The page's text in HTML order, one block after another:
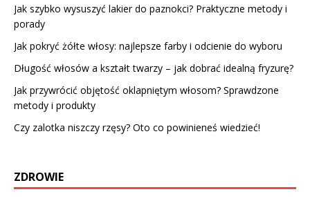
Jak szybko wysuszyć lakier do paznokci? Praktyczne metody i
porady
Jak pokryć żółte włosy: najlepsze farby i odcienie do wyboru
Długość włosów a kształt twarzy – jak dobrać idealną fryzurę?
Jak przywrócić objętość oklapniętym włosom? Sprawdzone
metody i produkty
Czy zalotka niszczy rzęsy? Oto co powinieneś wiedzieć!
ZDROWIE